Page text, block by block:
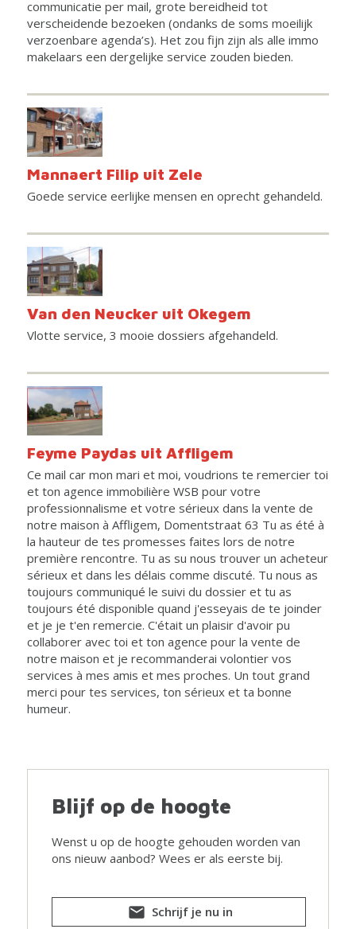
communicatie per mail, grote bereidheid tot
verscheidende bezoeken (ondanks de soms moeilijk
verzoenbare agenda’s). Het zou fijn zijn als alle immo
makelaars een dergelijke service zouden bieden.
Mannaert Filip uit Zele
Goede service eerlijke mensen en oprecht gehandeld.
Van den Neucker uit Okegem
Vlotte service, 3 mooie dossiers afgehandeld.
Feyme Paydas uit Affligem
Ce mail car mon mari et moi, voudrions te remercier toi
et ton agence immobilière WSB pour votre
professionnalisme et votre sérieux dans la vente de
notre maison à Affligem, Domentstraat 63 Tu as été à
la hauteur de tes promesses faites lors de notre
première rencontre. Tu as su nous trouver un acheteur
sérieux et dans les délais comme discuté. Tu nous as
toujours communiqué le suivi du dossier et tu as
toujours été disponible quand j'esseyais de te joinder
et je je t'en remercie. C'était un plaisir d'avoir pu
collaborer avec toi et ton agence pour la vente de
notre maison et je recommanderai volontier vos
services à mes amis et mes proches. Un tout grand
merci pour tes services, ton sérieux et ta bonne
humeur.
Blijf op de hoogte
Wenst u op de hoogte gehouden worden van
ons nieuw aanbod? Wees er als eerste bij.
Schrijf je nu in